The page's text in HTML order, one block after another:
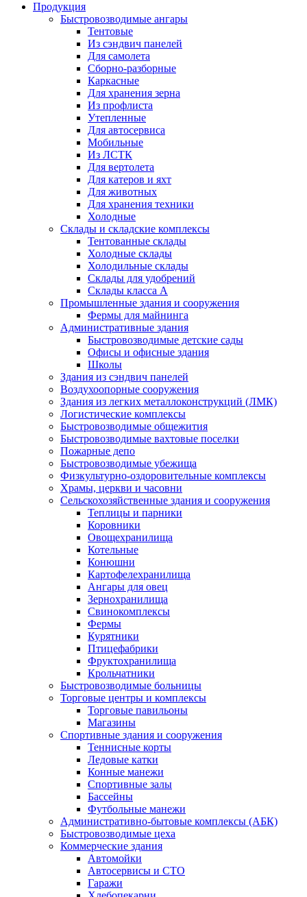
Продукция
Быстровозводимые ангары
Тентовые
Из сэндвич панелей
Для самолета
Сборно-разборные
Каркасные
Для хранения зерна
Из профлиста
Утепленные
Для автосервиса
Мобильные
Из ЛСТК
Для вертолета
Для катеров и яхт
Для животных
Для хранения техники
Холодные
Склады и складские комплексы
Тентованные склады
Холодные склады
Холодильные склады
Склады для удобрений
Склады класса А
Промышленные здания и сооружения
Фермы для майнинга
Административные здания
Быстровозводимые детские сады
Офисы и офисные здания
Школы
Здания из сэндвич панелей
Воздухоопорные сооружения
Здания из легких металлоконструкций (ЛМК)
Логистические комплексы
Быстровозводимые общежития
Быстровозводимые вахтовые поселки
Пожарные депо
Быстровозводимые убежища
Физкультурно-оздоровительные комплексы
Храмы, церкви и часовни
Сельскохозяйственные здания и сооружения
Теплицы и парники
Коровники
Овощехранилища
Котельные
Конюшни
Картофелехранилища
Ангары для овец
Зернохранилища
Свинокомплексы
Фермы
Курятники
Птицефабрики
Фруктохранилища
Крольчатники
Быстровозводимые больницы
Торговые центры и комплексы
Торговые павильоны
Магазины
Спортивные здания и сооружения
Теннисные корты
Ледовые катки
Конные манежи
Спортивные залы
Бассейны
Футбольные манежи
Административно-бытовые комплексы (АБК)
Быстровозводимые цеха
Коммерческие здания
Автомойки
Автосервисы и СТО
Гаражи